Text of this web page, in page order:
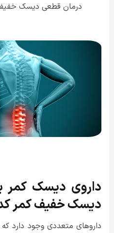
درمان قطعی دیسک
داروی دیسک کمر
دیسک خفیف کمر
داروهای متعددی وجود دارد